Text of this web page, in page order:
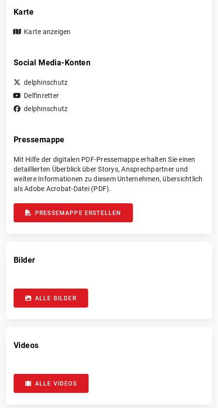
Karte
Karte anzeigen
Social Media-Konten
delphinschutz
Delfinretter
delphinschutz
Pressemappe
Mit Hilfe der digitalen PDF-Pressemappe erhalten Sie einen
detaillierten Überblick über Storys, Ansprechpartner und
weitere Informationen zu diesem Unternehmen, übersichtlich
als Adobe Acrobat-Datei (PDF).
PRESSEMAPPE ERSTELLEN
Bilder
ALLE BILDER
Videos
ALLE VIDEOS